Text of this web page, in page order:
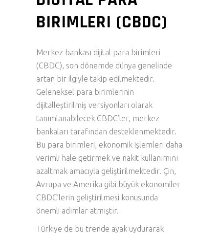
BIRIMLERI (CBDC)
Merkez bankası dijital para birimleri
(CBDC), son dönemde dünya genelinde
artan bir ilgiyle takip edilmektedir.
Geleneksel para birimlerinin
dijitalleştirilmiş versiyonları olarak
tanımlanabilecek CBDC’ler, merkez
bankaları tarafından desteklenmektedir.
Bu para birimleri, ekonomik işlemleri daha
verimli hale getirmek ve nakit kullanımını
azaltmak amacıyla geliştirilmektedir. Çin,
Avrupa ve Amerika gibi büyük ekonomiler
CBDC’lerin geliştirilmesi konusunda
önemli adımlar atmıştır.
Türkiye de bu trende ayak uydurarak